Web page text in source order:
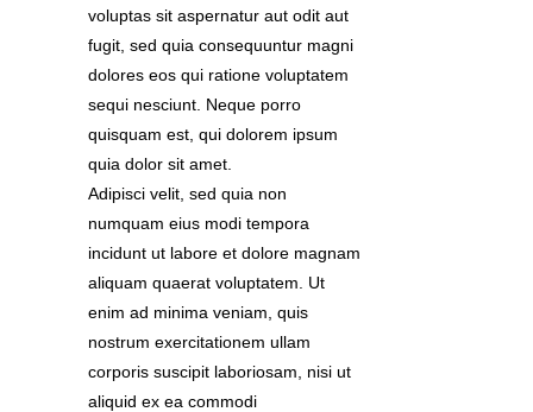
voluptas sit aspernatur aut odit aut
fugit, sed quia consequuntur magni
dolores eos qui ratione voluptatem
sequi nesciunt. Neque porro
quisquam est, qui dolorem ipsum
quia dolor sit amet.
Adipisci velit, sed quia non
numquam eius modi tempora
incidunt ut labore et dolore magnam
aliquam quaerat voluptatem. Ut
enim ad minima veniam, quis
nostrum exercitationem ullam
corporis suscipit laboriosam, nisi ut
aliquid ex ea commodi